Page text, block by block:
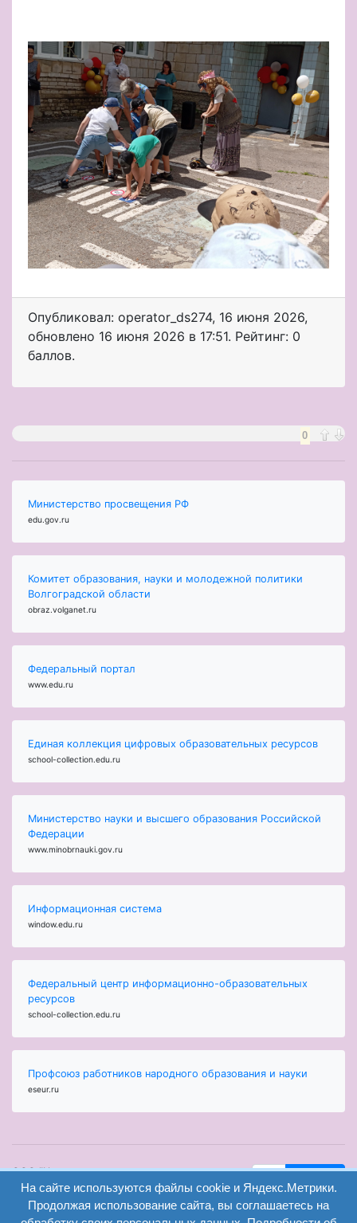
Опубликовал: operator_ds274, 16 июня 2026,
обновлено 16 июня 2026 в 17:51. Рейтинг: 0
баллов.
0
Министерство просвещения РФ
edu.gov.ru
Комитет образования, науки и молодежной политики
Волгоградской области
obraz.volganet.ru
Федеральный портал
www.edu.ru
Единая коллекция цифровых образовательных ресурсов
school-collection.edu.ru
Министерство науки и высшего образования Российской
Федерации
www.minobrnauki.gov.ru
Информационная система
window.edu.ru
Федеральный центр информационно-образовательных
ресурсов
school-collection.edu.ru
Профсоюз работников народного образования и науки
eseur.ru
ООО "Центр
образования и
консалтинга"
Волгоград 2008-
вход
Версия
На сайте используются файлы cookie и Яндекс.Метрики.
Продолжая использование сайта, вы соглашаетесь на